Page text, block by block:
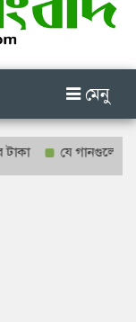
মেনু
যে গানগুলো আজও